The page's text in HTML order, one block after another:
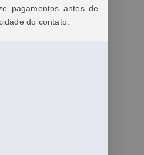
direitos e oferecemos
atendendo a
isso, disponibilizamos
e acessível.
pagamentos antes de
do contato.